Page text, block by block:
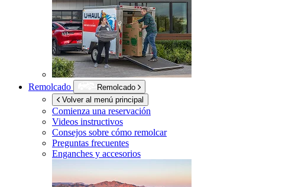
Remolcado
Remolcado
Volver al menú principal
Comienza una reservación
Videos instructivos
Consejos sobre cómo remolcar
Preguntas frecuentes
Enganches y accesorios